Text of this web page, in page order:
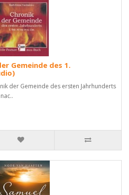
Gemeinde des 1.
der Gemeinde des ersten Jahrhunderts